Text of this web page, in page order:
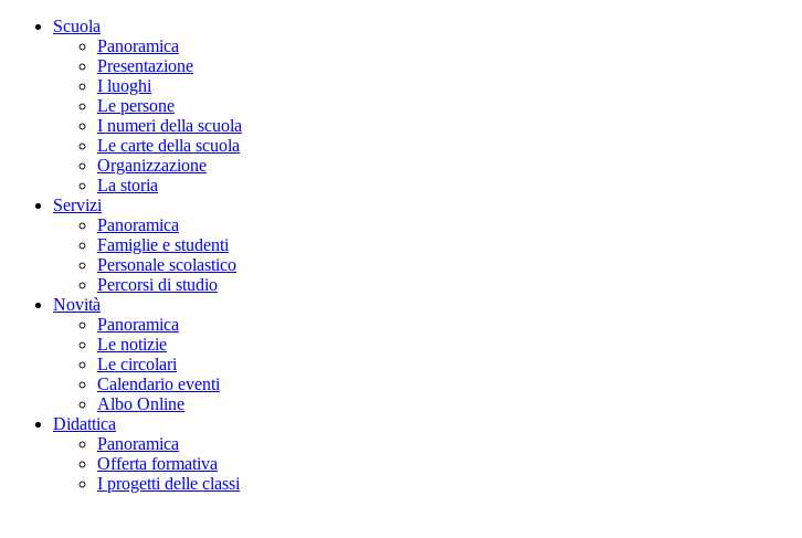
Scuola
Panoramica
Presentazione
I luoghi
Le persone
I numeri della scuola
Le carte della scuola
Organizzazione
La storia
Servizi
Panoramica
Famiglie e studenti
Personale scolastico
Percorsi di studio
Novità
Panoramica
Le notizie
Le circolari
Calendario eventi
Albo Online
Didattica
Panoramica
Offerta formativa
I progetti delle classi